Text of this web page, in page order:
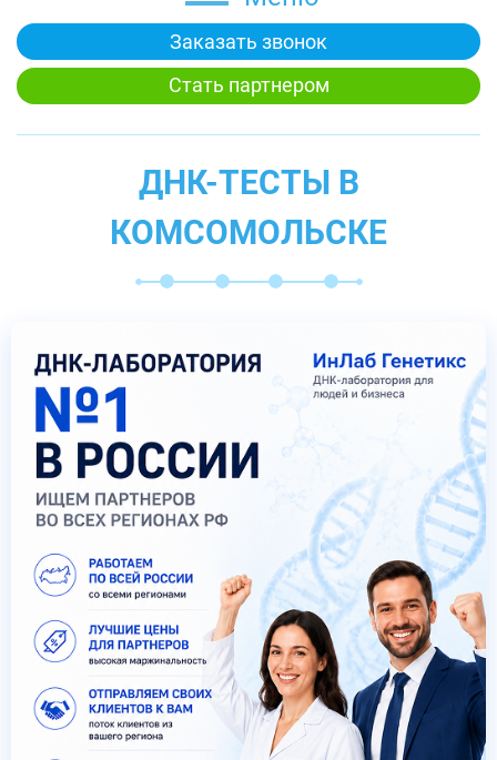
Заказать звонок
Стать партнером
ДНК-ТЕСТЫ В
КОМСОМОЛЬСКЕ